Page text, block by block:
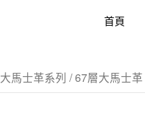
首頁
大馬士革系列 /67層大馬士革